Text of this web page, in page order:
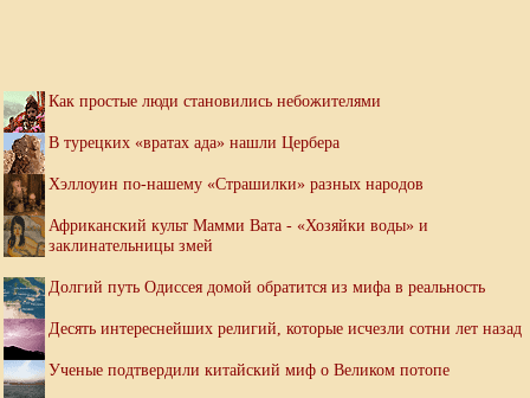
Как простые люди становились небожителями
В турецких «вратах ада» нашли Цербера
Хэллоуин по-нашему «Страшилки» разных народов
Африканский культ Мамми Вата - «Хозяйки воды» и
заклинательницы змей
Долгий путь Одиссея домой обратится из мифа в реальность
Десять интереснейших религий, которые исчезли сотни лет назад
Ученые подтвердили китайский миф о Великом потопе